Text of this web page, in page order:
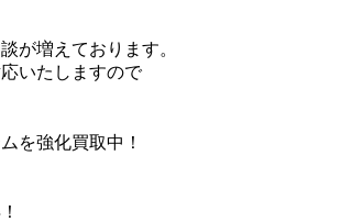
が増えております。
いたしますので
を強化買取中！